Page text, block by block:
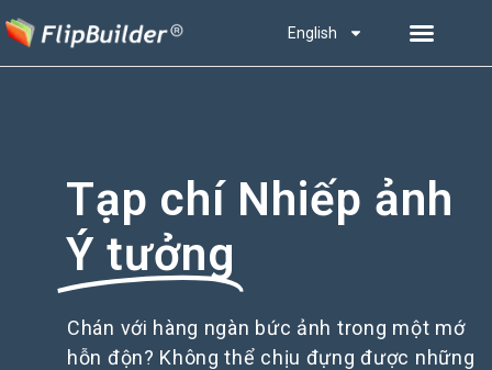
English
Tạp chí Nhiếp ảnh
Ý tưởng
Chán với hàng ngàn bức ảnh trong một mớ
hỗn độn? Không thể chịu đựng được những